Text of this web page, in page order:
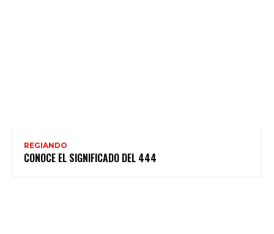
REGIANDO
CONOCE EL SIGNIFICADO DEL 444